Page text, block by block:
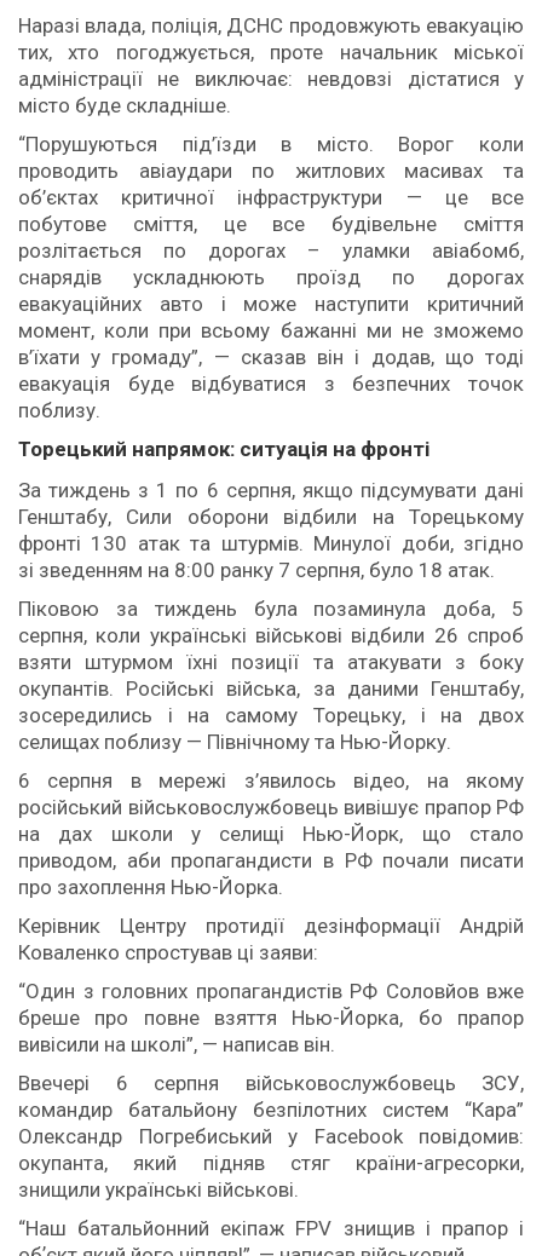
Наразі влада, поліція, ДСНС продовжують евакуацію
тих, хто погоджується, проте начальник міської
адміністрації не виключає: невдовзі дістатися у
місто буде складніше.
“Порушуються під’їзди в місто. Ворог коли
проводить авіаудари по житлових масивах та
об’єктах критичної інфраструктури — це все
побутове сміття, це все будівельне сміття
розлітається по дорогах – уламки авіабомб,
снарядів ускладнюють проїзд по дорогах
евакуаційних авто і може наступити критичний
момент, коли при всьому бажанні ми не зможемо
в’їхати у громаду”, — сказав він і додав, що тоді
евакуація буде відбуватися з безпечних точок
поблизу.
Торецький напрямок: ситуація на фронті
За тиждень з 1 по 6 серпня, якщо підсумувати дані
Генштабу, Сили оборони відбили на Торецькому
фронті 130 атак та штурмів. Минулої доби, згідно
зі зведенням на 8:00 ранку 7 серпня, було 18 атак.
Піковою за тиждень була позаминула доба, 5
серпня, коли українські військові відбили 26 спроб
взяти штурмом їхні позиції та атакувати з боку
окупантів. Російські війська, за даними Генштабу,
зосередились і на самому Торецьку, і на двох
селищах поблизу — Північному та Нью-Йорку.
6 серпня в мережі з’явилось відео, на якому
російський військовослужбовець вивішує прапор РФ
на дах школи у селищі Нью-Йорк, що стало
приводом, аби пропагандисти в РФ почали писати
про захоплення Нью-Йорка.
Керівник Центру протидії дезінформації Андрій
Коваленко спростував ці заяви:
“Один з головних пропагандистів РФ Соловйов вже
бреше про повне взяття Нью-Йорка, бо прапор
вивісили на школі”, — написав він.
Ввечері 6 серпня військовослужбовець ЗСУ,
командир батальйону безпілотних систем “Кара”
Олександр Погребиський у Facebook повідомив:
окупанта, який підняв стяг країни-агресорки,
знищили українські військові.
“Наш батальйонний екіпаж FPV знищив і прапор і